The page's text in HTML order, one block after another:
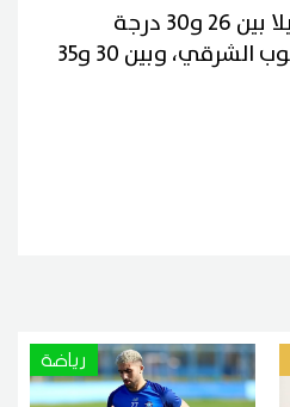
وتتراوح درجات الحرارة ليلا بين 26 و30 درجة
بالشمال والوسط والجنوب الشرقي، وبين 30 و35
رياضة